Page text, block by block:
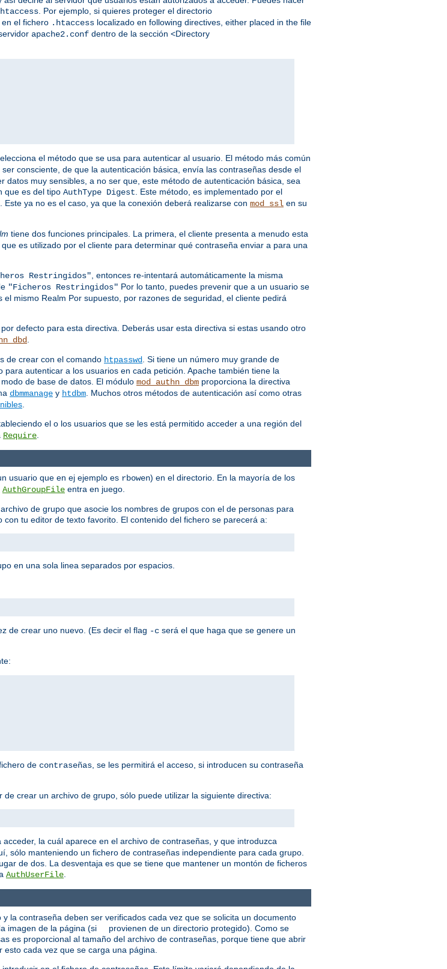
. Por ejemplo, si quieres proteger el directorio
en el fichero .htaccess localizado en following directives, either placed in the file
apache2.conf dentro de la sección <Directory
el método que se usa para autenticar al usuario. El método más común
ser consciente, de que la autenticación básica, envía las contraseñas desde el
muy sensibles, a no ser que, este método de autenticación básica, sea
que es del tipo AuthType Digest . Este método, es implementado por el
ya no es el caso, ya que la conexión deberá realizarse con mod_ssl en su
tiene dos funciones principales. La primera, el cliente presenta a menudo esta
es utilizado por el cliente para determinar qué contraseña enviar a para una
Restringidos" , entonces re-intentará automáticamente la misma
"Ficheros Restringidos" Por lo tanto, puedes prevenir que a un usuario se
mismo Realm Por supuesto, por razones de seguridad, el cliente pedirá
defecto para esta directiva. Deberás usar esta directiva si estas usando otro
de crear con el comando htpasswd
. Si tiene un número muy grande de
autenticar a los usuarios en cada petición. Apache también tiene la
de base de datos. El módulo mod_authn_dbm proporciona la directiva
dbmmanage y htdbm . Muchos otros métodos de autenticación así como otras
el o los usuarios que se les está permitido acceder a una región del
Require
usuario que en ej ejemplo es rbowen) en el directorio. En la mayoría de los
AuthGroupFile entra en juego.
de grupo que asocie los nombres de grupos con el de personas para
tu editor de texto favorito. El contenido del fichero se parecerá a:
en una sola linea separados por espacios.
de crear uno nuevo. (Es decir el flag -c será el que haga que se genere un
de contraseñas, se les permitirá el acceso, si introducen su contraseña
crear un archivo de grupo, sólo puede utilizar la siguiente directiva:
la cuál aparece en el archivo de contraseñas, y que introduzca
sólo manteniendo un fichero de contraseñas independiente para cada grupo.
de dos. La desventaja es que se tiene que mantener un montón de ficheros
AuthUserFile.
la contraseña deben ser verificados cada vez que se solicita un documento
imagen de la página (si provienen de un directorio protegido). Como se
proporcional al tamaño del archivo de contraseñas, porque tiene que abrir
cada vez que se carga una página.